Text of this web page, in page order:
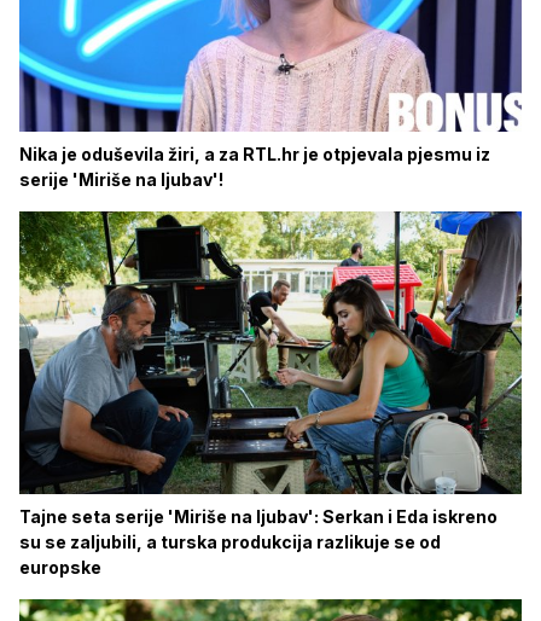
Nika je oduševila žiri, a za RTL.hr je otpjevala pjesmu iz
serije 'Miriše na ljubav'!
Tajne seta serije 'Miriše na ljubav': Serkan i Eda iskreno
su se zaljubili, a turska produkcija razlikuje se od
europske